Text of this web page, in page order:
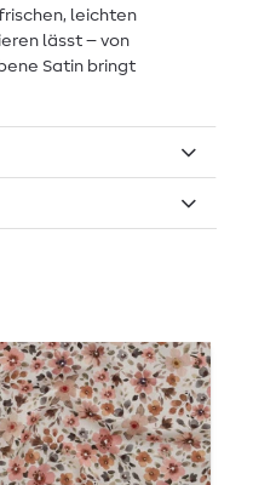
leichten
lässt – von
Satin bringt